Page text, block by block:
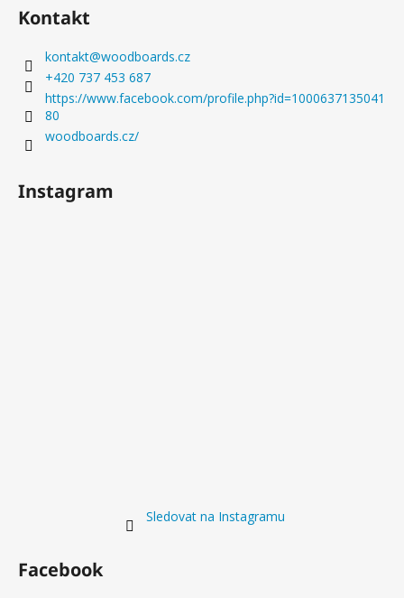
Kontakt
kontakt@woodboards.cz
+420 737 453 687
https://www.facebook.com/profile.php?id=1000637135041
80
woodboards.cz/
Instagram
Sledovat na Instagramu
Facebook